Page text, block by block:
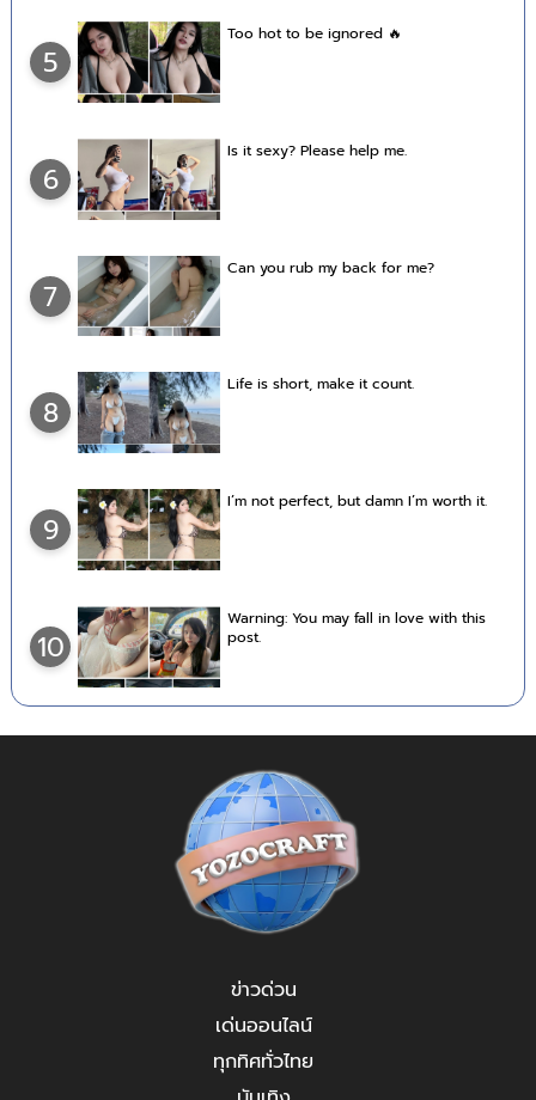
5
Too hot to be ignored 🔥
6
Is it sexy? Please help me.
7
Can you rub my back for me?
8
Life is short, make it count.
9
I’m not perfect, but damn I’m worth it.
10
Warning: You may fall in love with this
post.
ข่าวด่วน
เด่นออนไลน์
ทุกทิศทั่วไทย